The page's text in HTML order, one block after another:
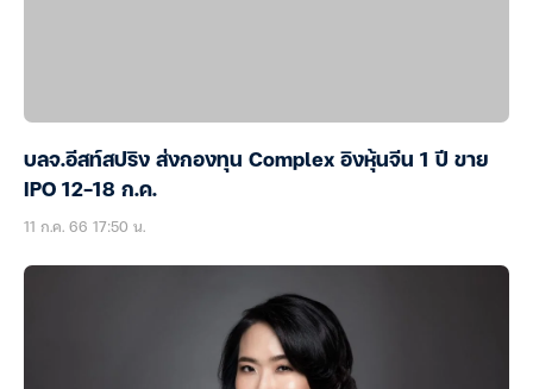
บลจ.อีสท์สปริง ส่งกองทุน Complex อิงหุ้นจีน 1 ปี ขาย
IPO 12-18 ก.ค.
11 ก.ค. 66 17:50 น.